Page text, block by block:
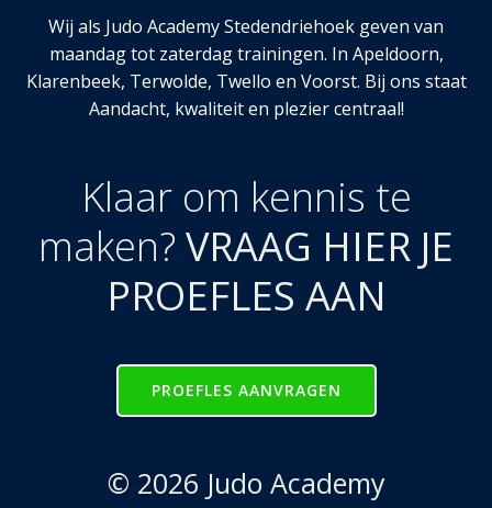
Wij als Judo Academy Stedendriehoek geven van
maandag tot zaterdag trainingen. In Apeldoorn,
Klarenbeek, Terwolde, Twello en Voorst. Bij ons staat
Aandacht, kwaliteit en plezier centraal!
Klaar om kennis te
maken? VRAAG HIER JE
PROEFLES AAN
PROEFLES AANVRAGEN
© 2026 Judo Academy